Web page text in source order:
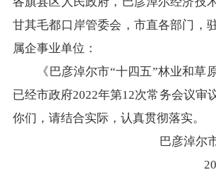
在线访谈 意见征集
智能问答
走进巴彦淖尔
甘其毛都口岸管委会，市直各部门，
属企事业单位：
《巴彦淖尔市“十四五”林业和草原
已经市政府2022年第12次常务会议审
你们，请结合实际，认真贯彻落实。
巴彦淖尔